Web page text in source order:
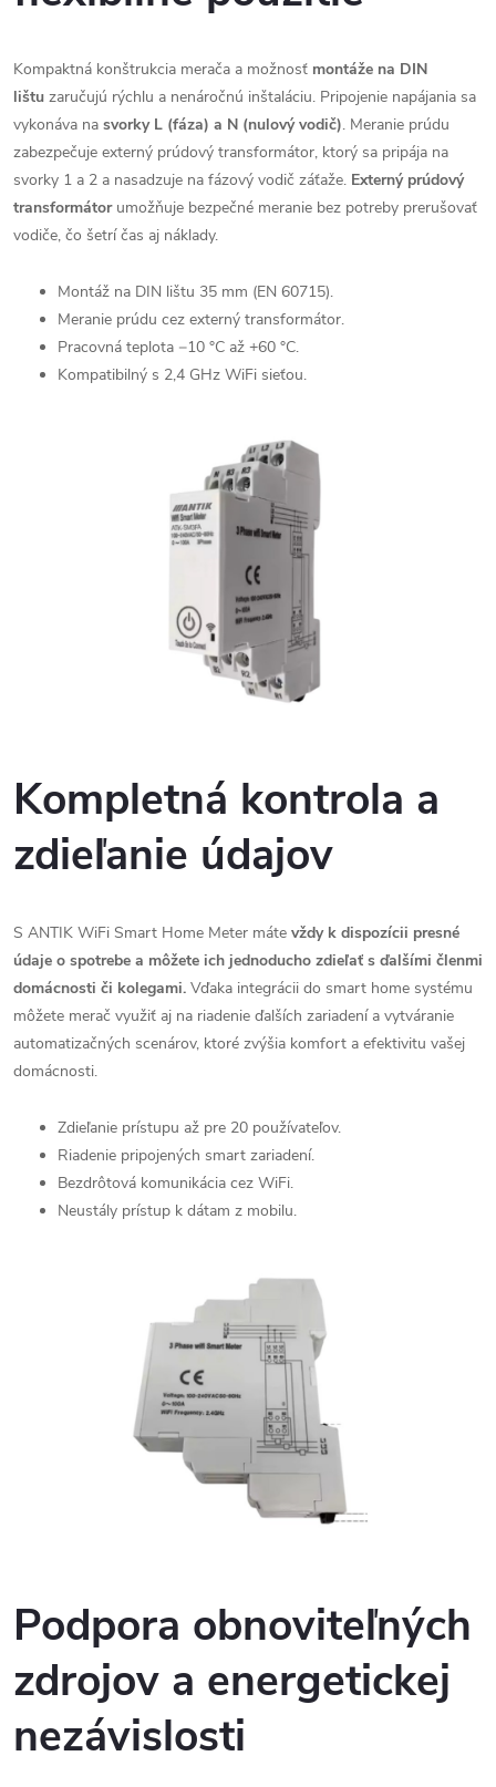
Kompaktná konštrukcia merača a možnosť montáže na DIN
lištu zaručujú rýchlu a nenáročnú inštaláciu. Pripojenie napájania sa
vykonáva na svorky L (fáza) a N (nulový vodič). Meranie prúdu
zabezpečuje externý prúdový transformátor, ktorý sa pripája na
svorky 1 a 2 a nasadzuje na fázový vodič záťaže. Externý prúdový
transformátor umožňuje bezpečné meranie bez potreby prerušovať
vodiče, čo šetrí čas aj náklady.
Montáž na DIN lištu 35 mm (EN 60715).
Meranie prúdu cez externý transformátor.
Pracovná teplota −10 °C až +60 °C.
Kompatibilný s 2,4 GHz WiFi sieťou.
Kompletná kontrola a
zdieľanie údajov
S ANTIK WiFi Smart Home Meter máte vždy k dispozícii presné
údaje o spotrebe a môžete ich jednoducho zdieľať s ďalšími členmi
domácnosti či kolegami. Vďaka integrácii do smart home systému
môžete merač využiť aj na riadenie ďalších zariadení a vytváranie
automatizačných scenárov, ktoré zvýšia komfort a efektivitu vašej
domácnosti.
Zdieľanie prístupu až pre 20 používateľov.
Riadenie pripojených smart zariadení.
Bezdrôtová komunikácia cez WiFi.
Neustály prístup k dátam z mobilu.
Podpora obnoviteľných
zdrojov a energetickej
nezávislosti